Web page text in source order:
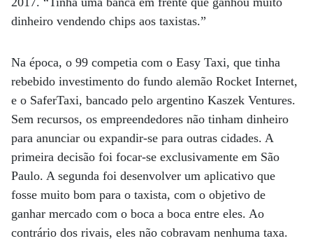
dinheiro vendendo chips aos taxistas.”
Na época, o 99 competia com o Easy Taxi, que tinha
rebebido investimento do fundo alemão Rocket Internet,
e o SaferTaxi, bancado pelo argentino Kaszek Ventures.
Sem recursos, os empreendedores não tinham dinheiro
para anunciar ou expandir-se para outras cidades. A
primeira decisão foi focar-se exclusivamente em São
Paulo. A segunda foi desenvolver um aplicativo que
fosse muito bom para o taxista, com o objetivo de
ganhar mercado com o boca a boca entre eles. Ao
contrário dos rivais, eles não cobravam nenhuma taxa.